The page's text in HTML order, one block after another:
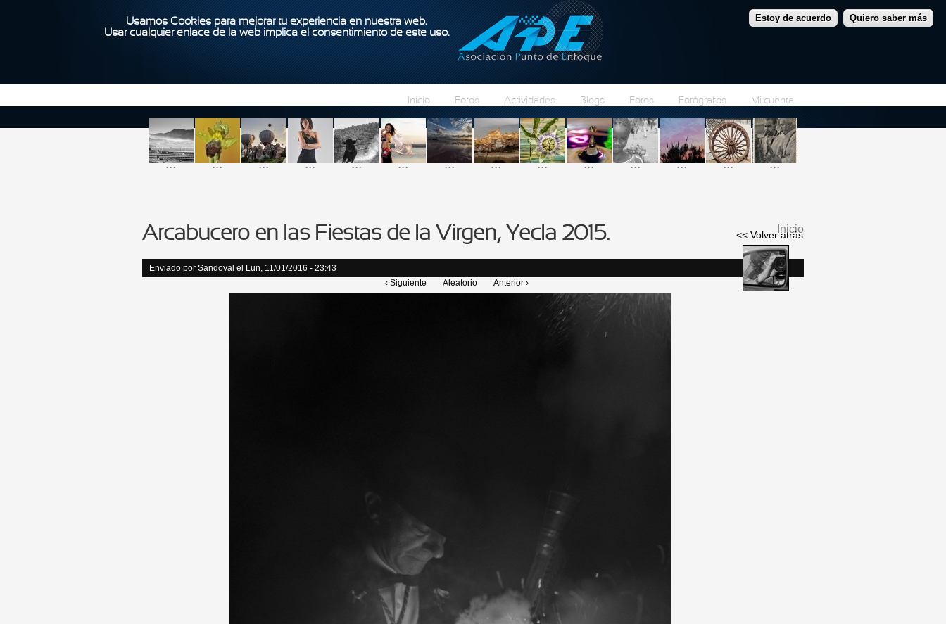
Usamos Cookies para mejorar tu experiencia en nuestra web.
Usar cualquier enlace de la web implica el consentimiento de este uso.
Estoy de acuerdo Quiero saber más
Pasar al contenido principal
Inicio Fotos Actividades Blogs Foros Fotógrafos Mi cuenta
... ... ... ... ... ... ... ... ... ... ... ... ... ...
Se encuentra usted
aquí
Inicio
Arcabucero en las Fiestas de la Virgen, Yecla 2015. << Volver atrás
Enviado por Sandoval el Lun, 11/01/2016 - 23:43
‹ Siguiente
Aleatorio Anterior ›